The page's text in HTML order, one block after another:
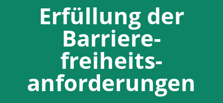
Erfüllung der
Barriere­
freiheits­
anforderungen